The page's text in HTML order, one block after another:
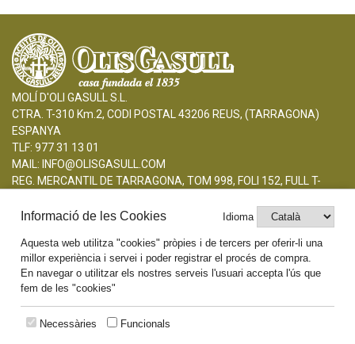
MOLÍ D'OLI GASULL S.L.
CTRA. T-310 Km.2, CODI POSTAL 43206 REUS, (TARRAGONA)
ESPANYA
TLF: 977 31 13 01
MAIL: INFO@OLISGASULL.COM
REG. MERCANTIL DE TARRAGONA, TOM 998, FOLI 152, FULL T-
CIF: B43390806
AVISO LEGAL
POLÍTICA DE COOKIES
Informació de les Cookies Idioma
Aquesta web utilitza "cookies" pròpies i de tercers per oferir-li una
millor experiència i servei i poder registrar el procés de compra.
En navegar o utilitzar els nostres serveis l'usuari accepta l'ús que
fem de les "cookies"
Necessàries Funcionals